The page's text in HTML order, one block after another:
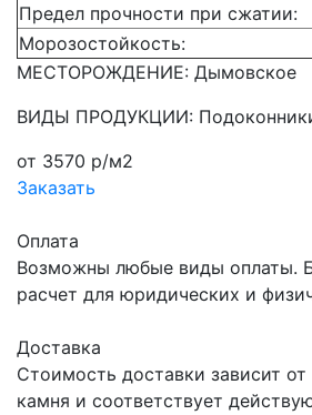
Предел прочности при сжатии:
Морозостойкость:
МЕСТОРОЖДЕНИЕ: Дымовское
ВИДЫ ПРОДУКЦИИ:
от 3570 р/м2
Заказать
Оплата
Возможны любые виды оплаты.
расчет для юридических и
Доставка
Стоимость доставки зависит
камня и соответствует